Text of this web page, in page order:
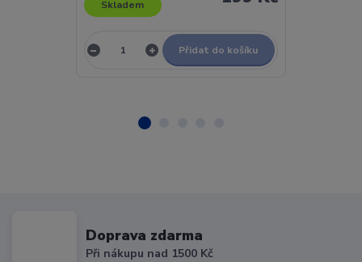
Skladem
Přidat do košíku
Doprava zdarma
Při nákupu nad 1500 Kč